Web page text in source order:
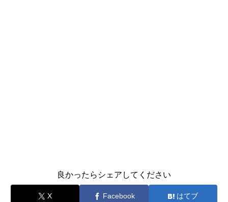
良かったらシェアしてください
X Facebook はてブ